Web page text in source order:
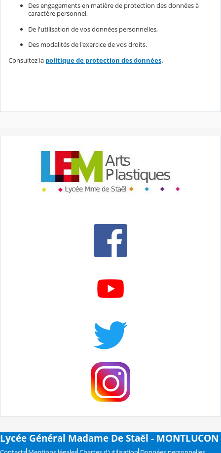
Des engagements en matière de protection des données à
caractère personnel,
De l'utilisation de vos données personnelles,
Des modalités de l'exercice de vos droits.
Consultez la politique de protection des données.
- - - - - - - - - - - - - - - - - - - - - - - -
Lycée Général Madame De Staël - MONTLUCON